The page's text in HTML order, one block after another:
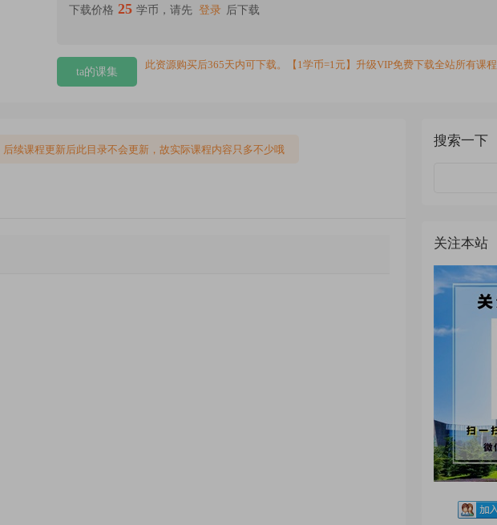
下载价格 25 学币，请先 登录 后下载
ta的课集
此资源购买后365天内可下载。【1学币=1元】升级VIP免费下载全站所有课程
续课程更新后此目录不会更新，故实际课程内容只多不少哦
搜索一下
关注本站